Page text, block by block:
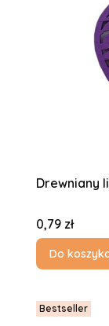
Drewniany
Cena
0,79 zł
Do
Bestseller